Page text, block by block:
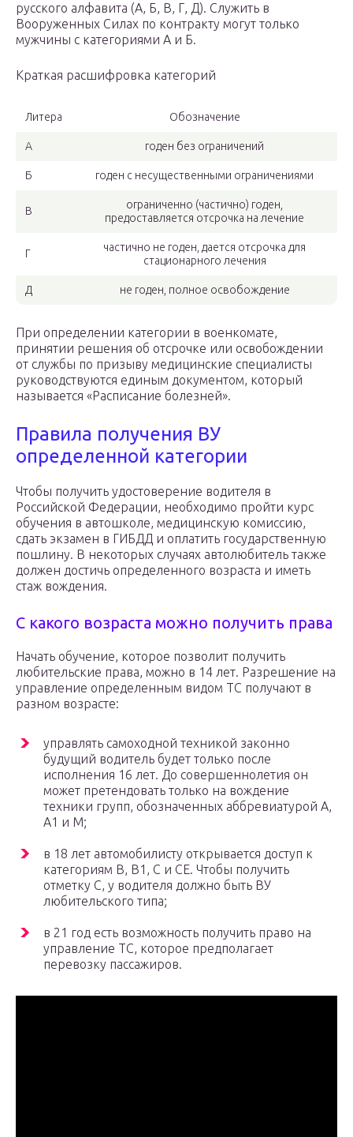
русского алфавита (А, Б, В, Г, Д). Служить в
Вооруженных Силах по контракту могут только
мужчины с категориями А и Б.
Краткая расшифровка категорий
Литера Обозначение
А годен без ограничений
Б годен с несущественными ограничениями
В
ограниченно (частично) годен,
предоставляется отсрочка на лечение
Г
частично не годен, дается отсрочка для
стационарного лечения
Д не годен, полное освобождение
При определении категории в военкомате,
принятии решения об отсрочке или освобождении
от службы по призыву медицинские специалисты
руководствуются единым документом, который
называется «Расписание болезней».
Правила получения ВУ
определенной категории
Чтобы получить удостоверение водителя в
Российской Федерации, необходимо пройти курс
обучения в автошколе, медицинскую комиссию,
сдать экзамен в ГИБДД и оплатить государственную
пошлину. В некоторых случаях автолюбитель также
должен достичь определенного возраста и иметь
стаж вождения.
С какого возраста можно получить права
Начать обучение, которое позволит получить
любительские права, можно в 14 лет. Разрешение на
управление определенным видом ТС получают в
разном возрасте:
управлять самоходной техникой законно
будущий водитель будет только после
исполнения 16 лет. До совершеннолетия он
может претендовать только на вождение
техники групп, обозначенных аббревиатурой А,
А1 и М;
в 18 лет автомобилисту открывается доступ к
категориям В, В1, С и СЕ. Чтобы получить
отметку С, у водителя должно быть ВУ
любительского типа;
в 21 год есть возможность получить право на
управление ТС, которое предполагает
перевозку пассажиров.